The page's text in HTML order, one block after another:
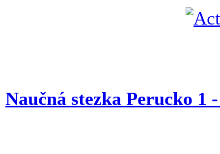
Naučná stezka Perucko 1